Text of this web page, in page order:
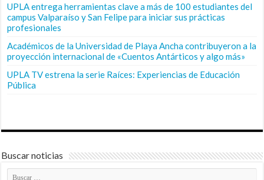
UPLA entrega herramientas clave a más de 100 estudiantes del
campus Valparaíso y San Felipe para iniciar sus prácticas
profesionales
Académicos de la Universidad de Playa Ancha contribuyeron a la
proyección internacional de «Cuentos Antárticos y algo más»
UPLA TV estrena la serie Raíces: Experiencias de Educación
Pública
Buscar noticias